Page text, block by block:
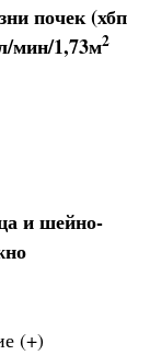
почек (хбп
мин/1,73м2
и шейно-
(+)